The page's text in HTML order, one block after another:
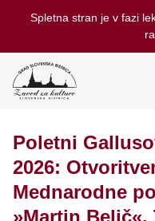
Spletna stran je v fazi
Poletni
2026:
Mednarodne